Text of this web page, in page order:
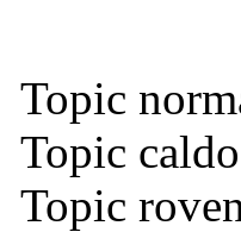
Topic
Topic
Topic